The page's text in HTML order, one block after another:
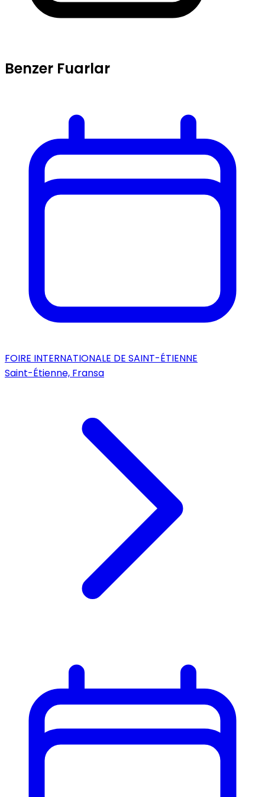
Benzer Fuarlar
FOIRE INTERNATIONALE DE SAINT-ÉTIENNE
Saint-Étienne, Fransa